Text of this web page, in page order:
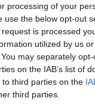
processing of your
use the below opt-out
is processed
utilized by us
may separately
on the IAB’s list of
third parties on the
third parties.